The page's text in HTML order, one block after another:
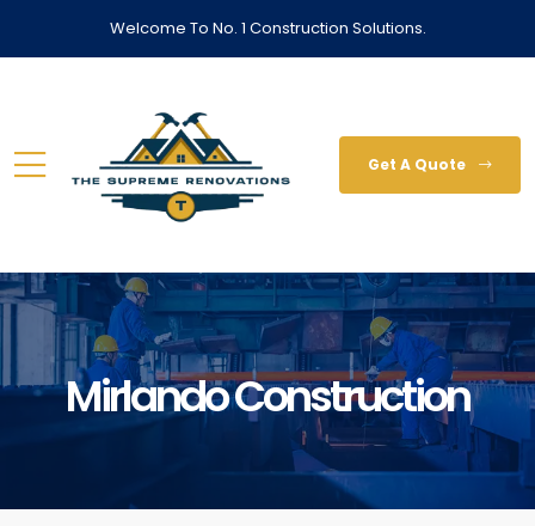
Welcome To No. 1 Construction Solutions.
Get A Quote
Mirlando Construction